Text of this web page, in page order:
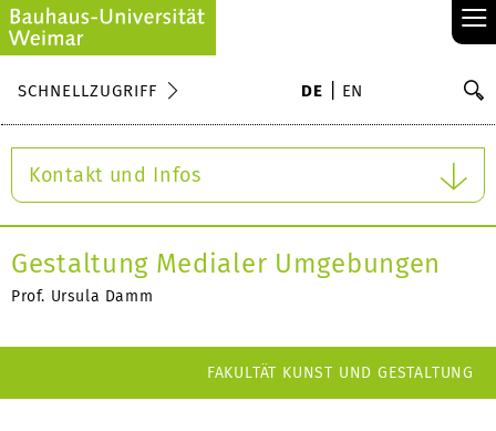
≡
SCHNELLZUGRIFF DE EN
Kontakt und Infos
Gestaltung Medialer Umgebungen
Prof. Ursula Damm
FAKULTÄT KUNST UND GESTALTUNG